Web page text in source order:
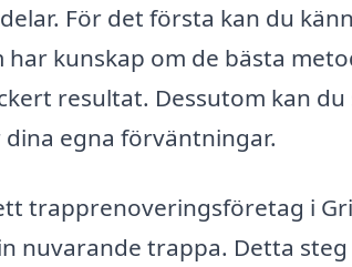
För det första kan du
har kunskap om de bästa
resultat. Dessutom kan
egna förväntningar.
trapprenoveringsföretag i
nuvarande trappa. Detta